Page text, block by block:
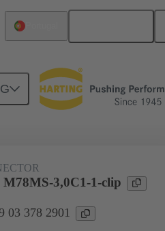
connection 09 03 378 2901
3,0C1-1-clip
03 378 2901